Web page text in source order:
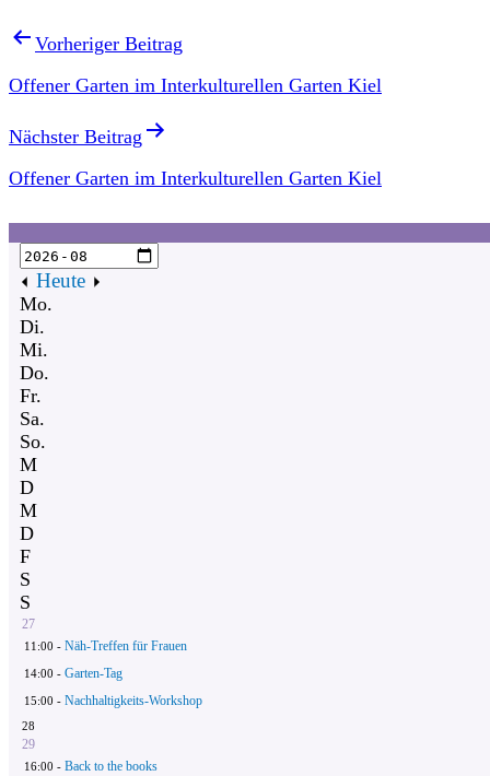
Vorheriger Beitrag
Offener Garten im Interkulturellen Garten Kiel
Nächster Beitrag
Offener Garten im Interkulturellen Garten Kiel
Heute
Mo.
Di.
Mi.
Do.
Fr.
Sa.
So.
M
D
M
D
F
S
S
27
11:00 - Näh-Treffen für Frauen
14:00 - Garten-Tag
15:00 - Nachhaltigkeits-Workshop
28
29
16:00 - Back to the books